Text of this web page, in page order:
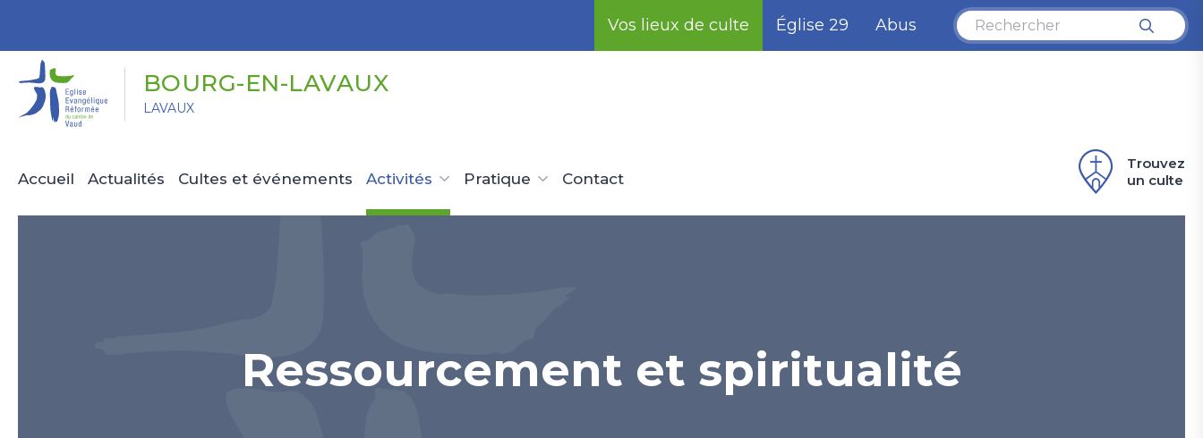
Vos lieux de culte Église 29 Abus
BOURG-EN-LAVAUX
LAVAUX
Accueil Actualités Cultes et événements Activités Pratique Contact
Trouvez
un culte
Ressourcement et spiritualité